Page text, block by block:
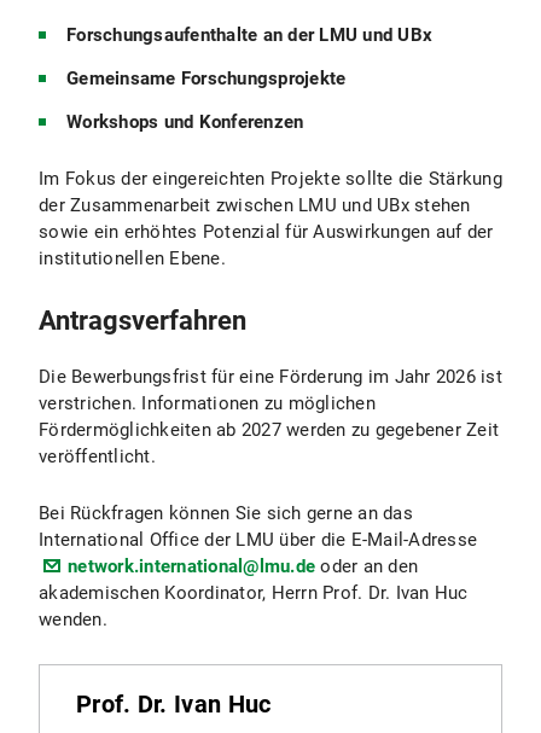
Forschungsaufenthalte an der LMU und UBx
Gemeinsame Forschungsprojekte
Workshops und Konferenzen
Im Fokus der eingereichten Projekte sollte die Stärkung
der Zusammenarbeit zwischen LMU und UBx stehen
sowie ein erhöhtes Potenzial für Auswirkungen auf der
institutionellen Ebene.
Antragsverfahren
Die Bewerbungsfrist für eine Förderung im Jahr 2026 ist
verstrichen. Informationen zu möglichen
Fördermöglichkeiten ab 2027 werden zu gegebener Zeit
veröffentlicht.
Bei Rückfragen können Sie sich gerne an das
International Office der LMU über die E-Mail-Adresse
network.international@lmu.de oder an den
akademischen Koordinator, Herrn Prof. Dr. Ivan Huc
wenden.
Prof. Dr. Ivan Huc